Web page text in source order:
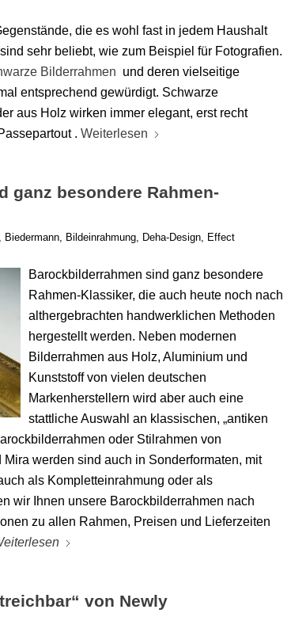
die es wohl fast in jedem Haushalt
sehr beliebt, wie zum Beispiel für Fotografien.
Bilderrahmen und deren vielseitige
entsprechend gewürdigt. Schwarze
aus Holz wirken immer elegant, erst recht
. Weiterlesen
ganz besondere Rahmen-
Biedermann Bildeinrahmung Deha-Design Effect
Barockbilderrahmen sind ganz besondere
Rahmen-Klassiker, die auch heute noch nach
althergebrachten handwerklichen Methoden
hergestellt werden. Neben modernen
Bilderrahmen aus Holz, Aluminium und
Kunststoff von vielen deutschen
Markenherstellern wird aber auch eine
stattliche Auswahl an klassischen, „antiken
oder Stilrahmen von
werden sind auch in Sonderformaten, mit
als Kompletteinrahmung oder als
wir Ihnen unsere Barockbilderrahmen nach
zu allen Rahmen, Preisen und Lieferzeiten
von Newly